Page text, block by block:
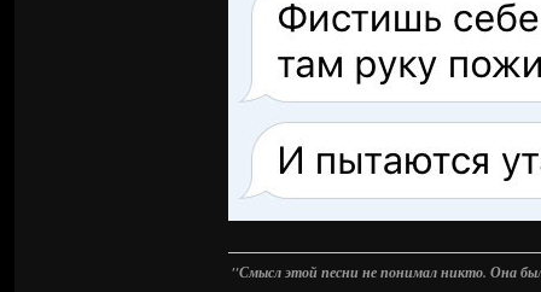
"Смысл этой песни не понимал никто. Она была